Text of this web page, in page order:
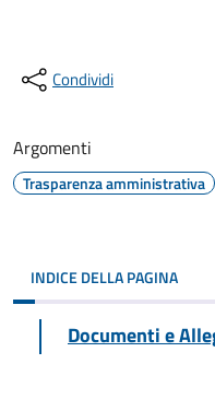
Condividi
Argomenti
Trasparenza amministrativa
INDICE DELLA PAGINA
Documenti e